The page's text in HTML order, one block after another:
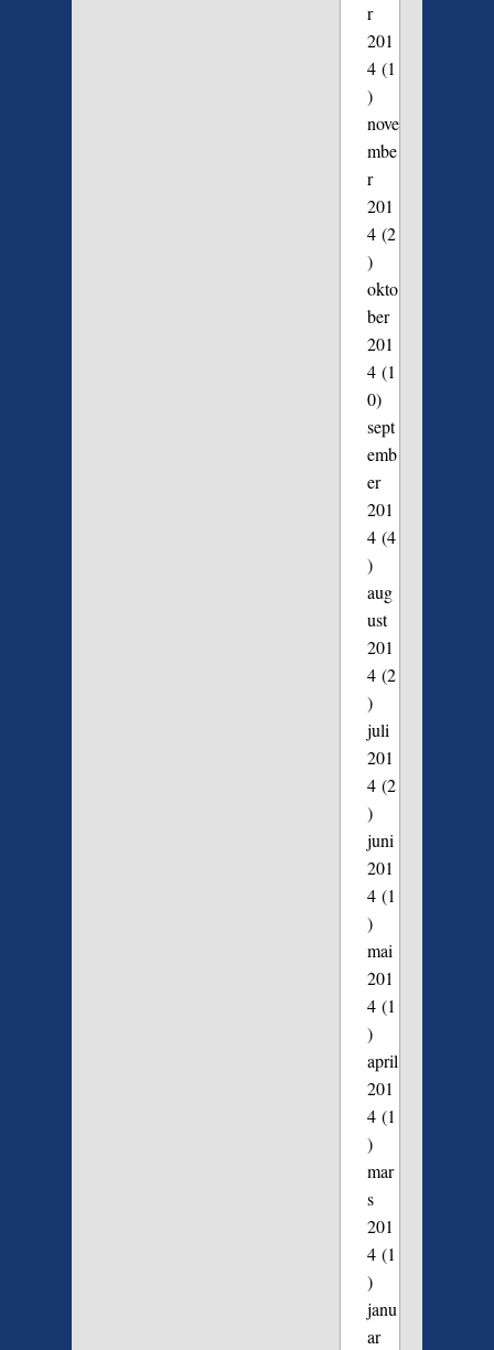
r
201
4(1
)
nove
mbe
r
201
4(2
)
okto
ber
201
4(1
0)
sept
emb
er
201
4(4
)
aug
ust
201
4(2
)
juli
201
4(2
)
juni
201
4(1
)
mai
201
4(1
)
april
201
4(1
)
mar
s
201
4(1
)
janu
ar